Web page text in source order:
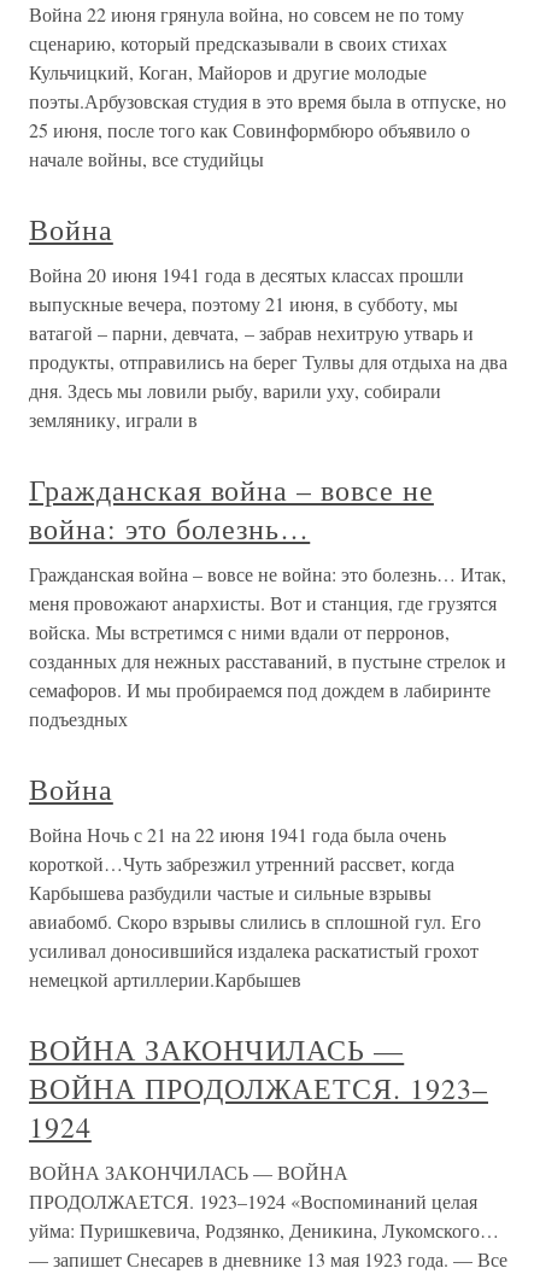
Война 22 июня грянула война, но совсем не по тому
сценарию, который предсказывали в своих стихах
Кульчицкий, Коган, Майоров и другие молодые
поэты.Арбузовская студия в это время была в отпуске, но
25 июня, после того как Совинформбюро объявило о
начале войны, все студийцы
Война
Война 20 июня 1941 года в десятых классах прошли
выпускные вечера, поэтому 21 июня, в субботу, мы
ватагой – парни, девчата, – забрав нехитрую утварь и
продукты, отправились на берег Тулвы для отдыха на два
дня. Здесь мы ловили рыбу, варили уху, собирали
землянику, играли в
Гражданская война – вовсе не
война: это болезнь…
Гражданская война – вовсе не война: это болезнь… Итак,
меня провожают анархисты. Вот и станция, где грузятся
войска. Мы встретимся с ними вдали от перронов,
созданных для нежных расставаний, в пустыне стрелок и
семафоров. И мы пробираемся под дождем в лабиринте
подъездных
Война
Война Ночь с 21 на 22 июня 1941 года была очень
короткой…Чуть забрезжил утренний рассвет, когда
Карбышева разбудили частые и сильные взрывы
авиабомб. Скоро взрывы слились в сплошной гул. Его
усиливал доносившийся издалека раскатистый грохот
немецкой артиллерии.Карбышев
ВОЙНА ЗАКОНЧИЛАСЬ —
ВОЙНА ПРОДОЛЖАЕТСЯ. 1923–
1924
ВОЙНА ЗАКОНЧИЛАСЬ — ВОЙНА
ПРОДОЛЖАЕТСЯ. 1923–1924 «Воспоминаний целая
уйма: Пуришкевича, Родзянко, Деникина, Лукомского…
— запишет Снесарев в дневнике 13 мая 1923 года. — Все